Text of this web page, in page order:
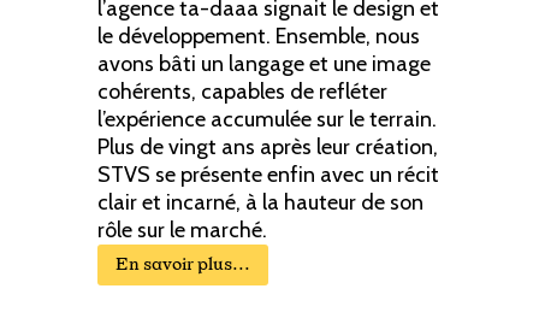
l’agence ta-daaa signait le design et
le développement. Ensemble, nous
avons bâti un langage et une image
cohérents, capables de refléter
l’expérience accumulée sur le terrain.
Plus de vingt ans après leur création,
STVS se présente enfin avec un récit
clair et incarné, à la hauteur de son
rôle sur le marché.
En savoir plus...